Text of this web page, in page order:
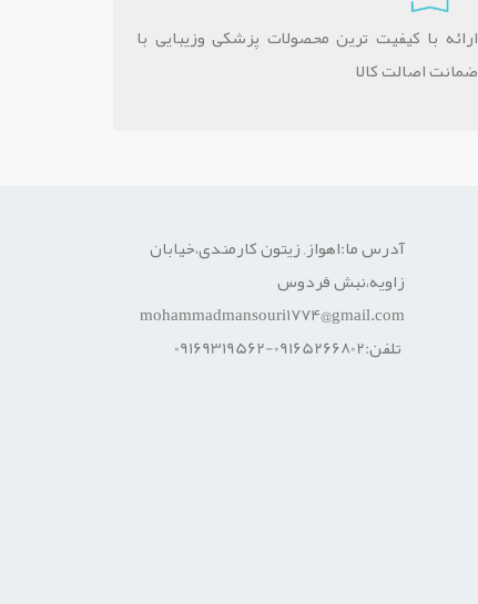
ارائه با کیفیت ترین محصولات پزشکی وزیبایی با
ضمانت اصالت کالا
آدرس ما:اهواز, زیتون کارمندی،خیابان
زاویه،نبش فردوس
mohammadmansouri1774@gmail.com
تلفن:09165266802-09169319562